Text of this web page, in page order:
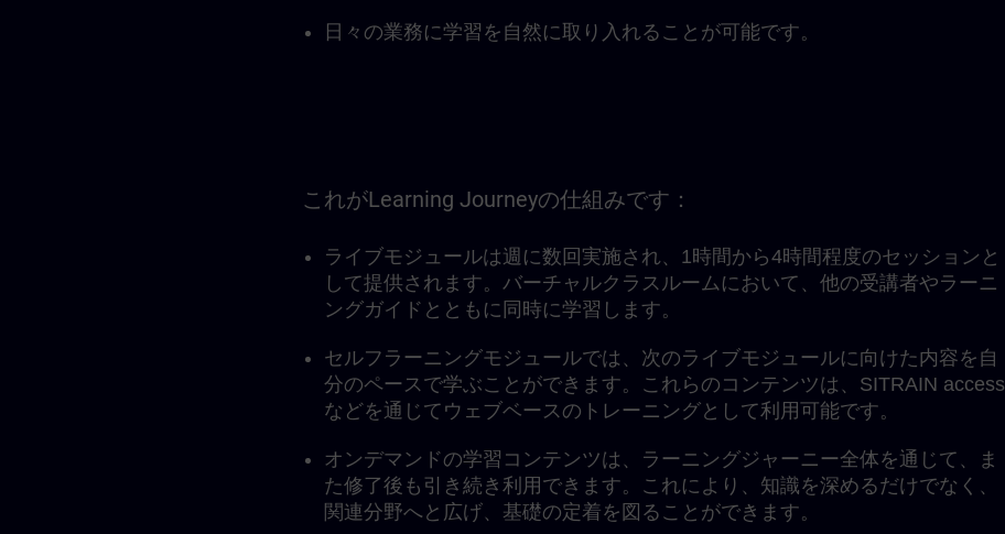
日々の業務に学習を自然に取り入れることが可能です。
これがLearning Journeyの仕組みです：
ライブモジュールは週に数回実施され、1時間から4時間程度のセッションと
して提供されます。バーチャルクラスルームにおいて、他の受講者やラーニ
ングガイドとともに同時に学習します。
セルフラーニングモジュールでは、次のライブモジュールに向けた内容を自
分のペースで学ぶことができます。これらのコンテンツは、SITRAIN access
などを通じてウェブベースのトレーニングとして利用可能です。
オンデマンドの学習コンテンツは、ラーニングジャーニー全体を通じて、ま
た修了後も引き続き利用できます。これにより、知識を深めるだけでなく、
関連分野へと広げ、基礎の定着を図ることができます。